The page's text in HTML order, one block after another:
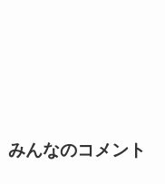
みんなのコメント